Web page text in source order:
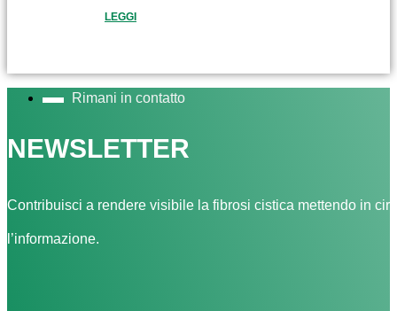
LEGGI
Rimani in contatto
NEWSLETTER
Contribuisci a rendere visibile la fibrosi cistica mettendo in
l’informazione.